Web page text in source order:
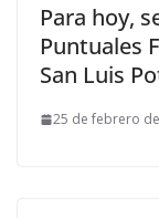
Para hoy,
Puntuales
San Luis
25 de febrero